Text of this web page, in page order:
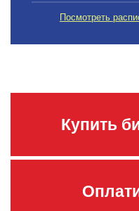
Посмотреть
Купить